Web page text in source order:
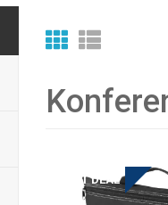
HOT DEAL